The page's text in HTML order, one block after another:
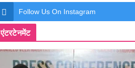
Follow Us On Instagram
एंटरटेनमेंट